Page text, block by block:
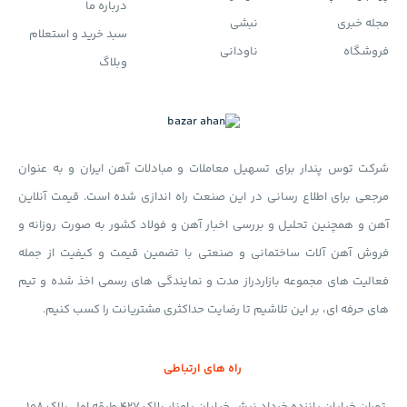
امکان ثبت سفارش خرید محصولات آهن کارخانجات مختلف از
طریق سایت و پیگیری کارشناسان بازارآهن در کمترین زمان
پیرامون صنعت و بازار فولاد، بورس و مسائل اقتصادی تاثیرگذار
بر این صنعت توسط تیم کارشناسان اقتصادی بازارآهن
اختصاص صفحاتی برای آشنایی بیشتر با کارشناسان مجموعه و
امکان ثبت تماس با کارشناس مربوطه
درج اطلاعیه‌های عرضه و معاملات بورس کالا فلزات
بهره‌گیری از تیم تحلیل گران اقتصادی و سیاسی
بازار آهن و
استفاده از گزارشات و مقالات آنها در سایت
مجله خبری
فروشگاه
نبشی
ناودانی
درباره ما
سبد خرید و استعلام
وبلاگ
شرکت توس پندار برای تسهیل معاملات و مبادلات آهن ایران و به عنوان
مرجعی برای اطلاع رسانی در این صنعت راه اندازی شده است. قیمت آنلاین
آهن و همچنین تحلیل و بررسی اخبار آهن و فولاد کشور به صورت روزانه و
فروش آهن آلات ساختمانی و صنعتی با تضمین قیمت و کیفیت از جمله
فعالیت های مجموعه بازاردراز مدت و نمایندگی های رسمی اخذ شده و تیم
های حرفه ای، بر این تلاشیم تا رضایت حداکثری مشتریانت را کسب کنیم.
راه های ارتباطی